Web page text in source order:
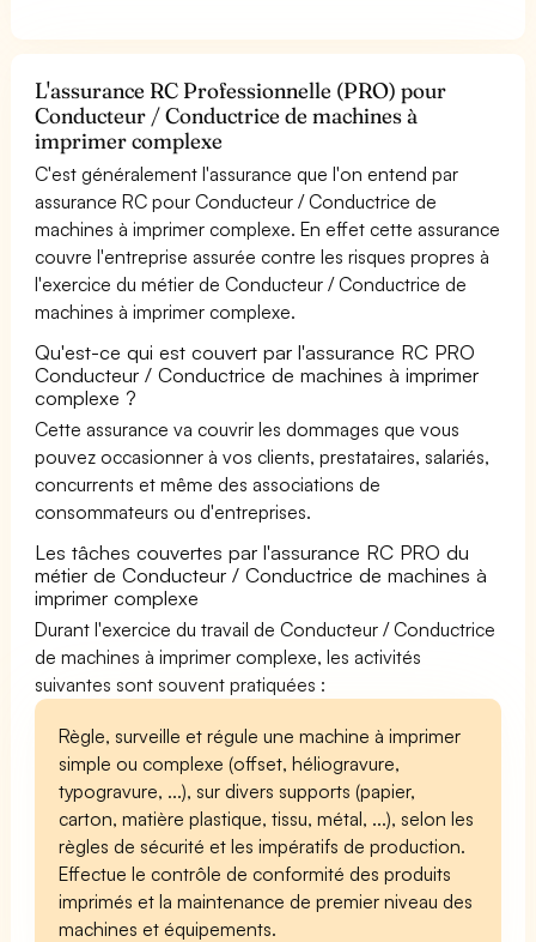
L'assurance RC Professionnelle (PRO) pour
Conducteur / Conductrice de machines à
imprimer complexe
C'est généralement l'assurance que l'on entend par
assurance RC pour Conducteur / Conductrice de
machines à imprimer complexe. En effet cette assurance
couvre l'entreprise assurée contre les risques propres à
l'exercice du métier de Conducteur / Conductrice de
machines à imprimer complexe.
Qu'est-ce qui est couvert par l'assurance RC PRO
Conducteur / Conductrice de machines à imprimer
complexe ?
Cette assurance va couvrir les dommages que vous
pouvez occasionner à vos clients, prestataires, salariés,
concurrents et même des associations de
consommateurs ou d'entreprises.
Les tâches couvertes par l'assurance RC PRO du
métier de Conducteur / Conductrice de machines à
imprimer complexe
Durant l'exercice du travail de Conducteur / Conductrice
de machines à imprimer complexe, les activités
suivantes sont souvent pratiquées :
Règle, surveille et régule une machine à imprimer
simple ou complexe (offset, héliogravure,
typogravure, ...), sur divers supports (papier,
carton, matière plastique, tissu, métal, ...), selon les
règles de sécurité et les impératifs de production.
Effectue le contrôle de conformité des produits
imprimés et la maintenance de premier niveau des
machines et équipements.